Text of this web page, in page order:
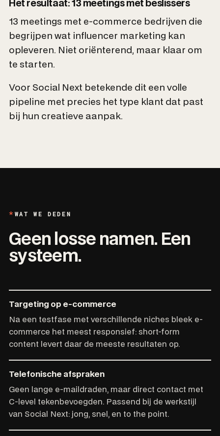
Het resultaat: 13 meetings met beslissers
13 meetings met e-commerce bedrijven die
begrijpen wat influencer marketing kan
opleveren. Niet oriënterend, maar klaar om
te starten.
Voor Social Next betekende dit een volle
pipeline met precies het type klant dat past
bij hun creatieve aanpak.
WAT WE DEDEN
Geen losse namen. Een
systeem.
Targeting op e-commerce
Na een testfase met verschillende niches bleek e-
commerce het meest responsief: short-form
content levert daar de meeste resultaten op.
Telefonische afspraken
Geen lange e-maildraden, maar direct contact met
C-level tekenbevoegden. Passend bij de werkstijl
van Social Next: jong, snel, en to the point.